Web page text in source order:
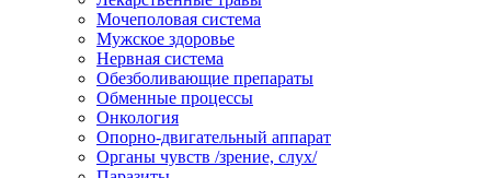
Мочеполовая система
Мужское здоровье
Нервная система
Обезболивающие препараты
Обменные процессы
Онкология
Опорно-двигательный аппарат
Органы чувств /зрение, слух/